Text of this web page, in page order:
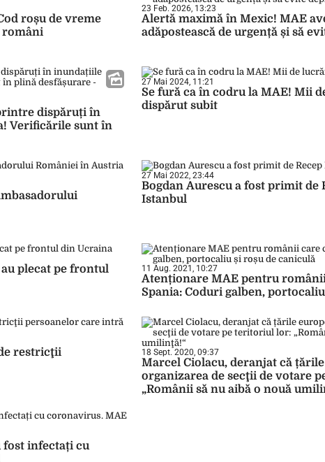
roșu de vreme
români
23 Feb. 2026, 13:23
Alertă maximă în Mexic! MAE
adăpostească de urgență și să
dispăruți în
Verificările sunt în
27 Mai 2024, 11:21
Se fură ca în codru la MAE! Mii
dispărut subit
27 Mai 2022, 23:44
Bogdan Aurescu a fost primit de
Istanbul
plecat pe frontul
11 Aug. 2021, 10:27
Atenționare MAE pentru
Spania: Coduri galben,
restricţii
18 Sept. 2020, 09:37
Marcel Ciolacu, deranjat că
organizarea de secţii de votare
„Românii să nu aibă o nouă
fost infectați cu